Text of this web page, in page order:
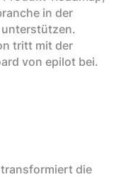
in der
unterstützen.
tritt mit der
von epilot bei.
die